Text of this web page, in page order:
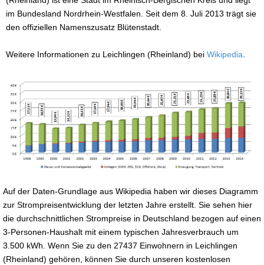
im Bundesland Nordrhein-Westfalen. Seit dem 8. Juli 2013 trägt sie
den offiziellen Namenszusatz Blütenstadt.
Weitere Informationen zu Leichlingen (Rheinland) bei Wikipedia
Auf der Daten-Grundlage aus Wikipedia haben wir dieses Diagramm
zur Strompreisentwicklung der letzten Jahre erstellt. Sie sehen hier
die durchschnittlichen Strompreise in Deutschland bezogen auf einen
3-Personen-Haushalt mit einem typischen Jahresverbrauch um
3.500 kWh. Wenn Sie zu den 27437 Einwohnern in Leichlingen
(Rheinland) gehören, können Sie durch unseren kostenlosen